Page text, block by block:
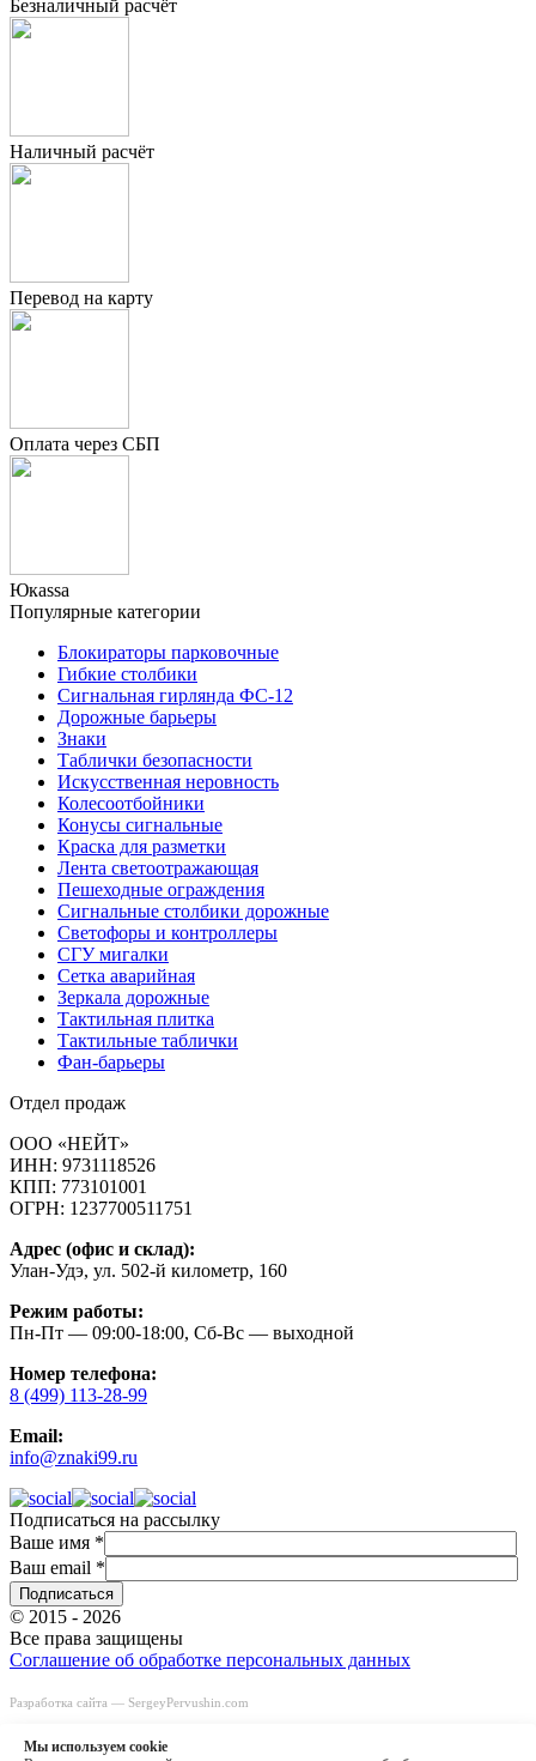
Безналичный расчёт
Наличный расчёт
Перевод на карту
Оплата через СБП
Юкаssа
Популярные категории
Блокираторы парковочные
Гибкие столбики
Сигнальная гирлянда ФС-12
Дорожные барьеры
Знаки
Таблички безопасности
Искусственная неровность
Колесоотбойники
Конусы сигнальные
Краска для разметки
Лента светоотражающая
Пешеходные ограждения
Сигнальные столбики дорожные
Светофоры и контроллеры
СГУ мигалки
Cетка аварийная
Зеркала дорожные
Тактильная плитка
Тактильные таблички
Фан-барьеры
Отдел продаж
ООО «НЕЙТ»
ИНН: 9731118526
КПП: 773101001
ОГРН: 1237700511751
Адрес (офис и склад):
Улан-Удэ, ул. 502-й километр, 160
Режим работы:
Пн-Пт — 09:00-18:00, Сб-Вс — выходной
Номер телефона:
8 (499) 113-28-99
Email:
info@znaki99.ru
Подписаться на рассылку
Ваше имя *
Ваш email *
© 2015 - 2026
Все права защищены
Соглашение об обработке персональных данных
Разработка сайта — SergeyPervushin.com
Мы используем сookie
Быстрый заказ Заказать звонок